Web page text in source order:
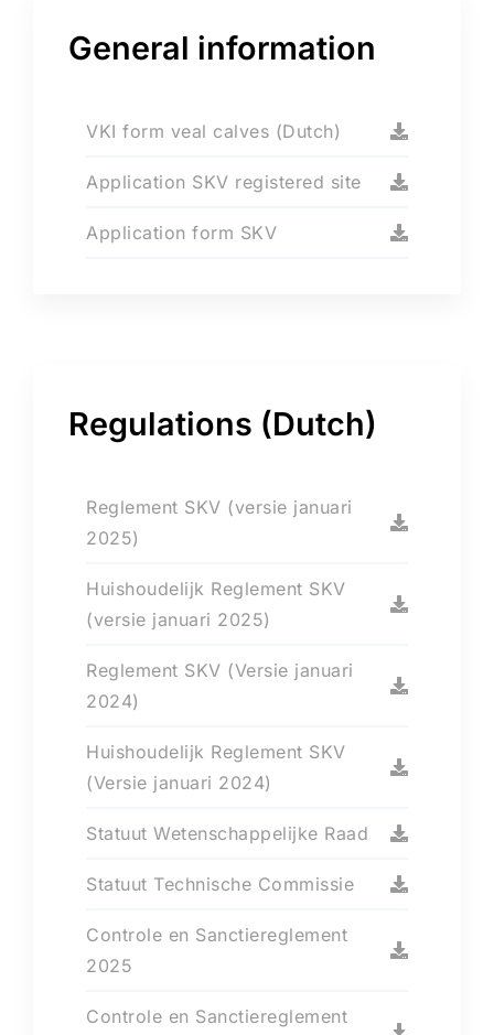
General information
VKI form veal calves (Dutch)
Application SKV registered site
Application form SKV
Regulations (Dutch)
Reglement SKV (versie januari
2025)
Huishoudelijk Reglement SKV
(versie januari 2025)
Reglement SKV (Versie januari
2024)
Huishoudelijk Reglement SKV
(Versie januari 2024)
Statuut Wetenschappelijke Raad
Statuut Technische Commissie
Controle en Sanctiereglement
2025
Controle en Sanctiereglement